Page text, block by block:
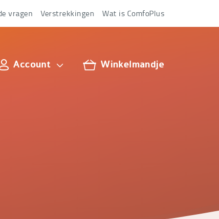
vragen Verstrekkingen Wat is ComfoPlus
Account Winkelmandje